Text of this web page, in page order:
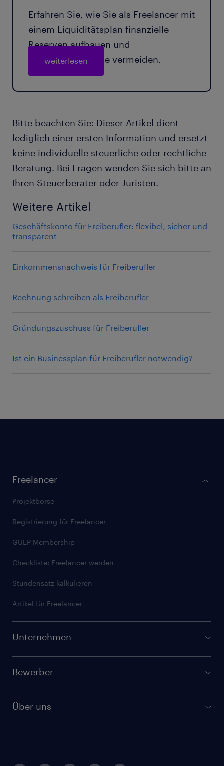
Erfahren Sie, wie Sie als Freelancer mit
einem Liquiditätsplan finanzielle
Reserven aufbauen und
Zahlungsengpässe vermeiden.
weiterlesen
Bitte beachten Sie: Dieser Artikel dient
lediglich einer ersten Information und ersetzt
keine individuelle steuerliche oder rechtliche
Beratung. Bei Fragen wenden Sie sich bitte an
Ihren Steuerberater oder Juristen.
Weitere Artikel
Geschäftskonto für Freiberufler: flexibel, sicher und
transparent
Einkommensnachweis für Freiberufler
Rechnung schreiben als Freiberufler
Gründungszuschuss für Freiberufler
Ist ein Businessplan für Freiberufler notwendig?
gulp.de
Freelancer
Projektbörse
Registrierung für Freelancer
GULP Membership
Checkliste: Freelancer werden
Stundensatz kalkulieren
Artikel für Freelancer
Unternehmen
GULP Direkt
Randstad Talent Solutions
Bewerber
Jobbörse
Über uns
Kontakt und Standorte